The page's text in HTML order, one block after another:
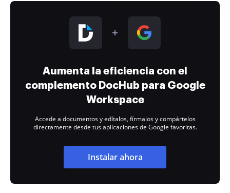
Aumenta la eficiencia con el
complemento DocHub para Google
Workspace
Accede a documentos y edítalos, fírmalos y compártelos
directamente desde tus aplicaciones de Google favoritas.
Instalar ahora